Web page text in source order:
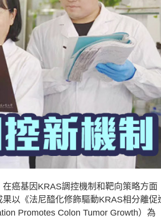
癌基因KRAS調控機制和靶向策略方面
以《法尼醯化修飾驅動KRAS相分離促
Promotes Colon Tumor Growth）為